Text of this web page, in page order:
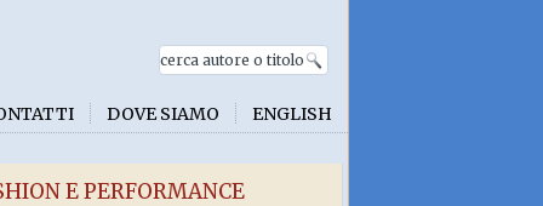
DOVE SIAMO ENGLISH
E PERFORMANCE